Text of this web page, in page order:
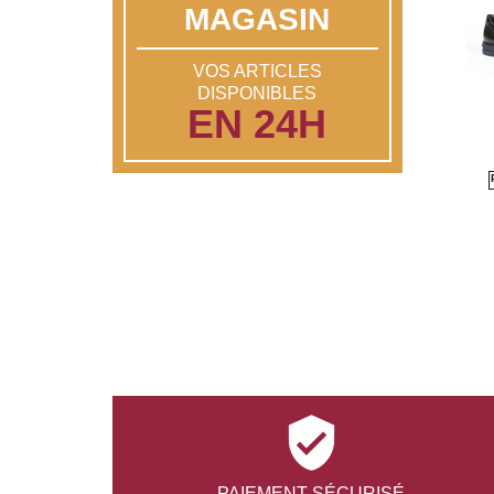
MAGASIN
VOS ARTICLES
DISPONIBLES
EN 24H
